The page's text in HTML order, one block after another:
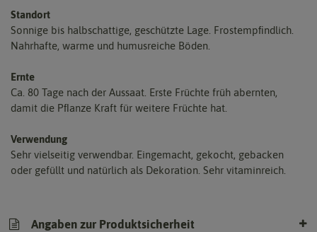
Standort
Sonnige bis halbschattige, geschützte Lage. Frostempﬁndlich.
Nahrhafte, warme und humusreiche Böden.
Ernte
Ca. 80 Tage nach der Aussaat. Erste Früchte früh abernten,
damit die Pﬂanze Kraft für weitere Früchte hat.
Verwendung
Sehr vielseitig verwendbar. Eingemacht, gekocht, gebacken
oder gefüllt und natürlich als Dekoration. Sehr vitaminreich.
Angaben zur Produktsicherheit